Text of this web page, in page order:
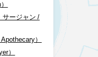
サージャン /
）
）